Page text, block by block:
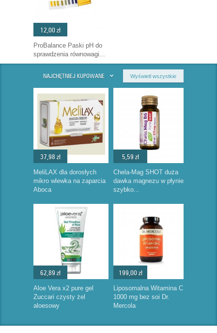
12,00 zł
ProBalance Paski pH do
sprawdzenia równowagi...
NAJCHĘTNIEJ KUPOWANE Wyświetl wszystkie
37,98 zł
MeliLAX dla dorosłych
mikro wlewka na zaparcia
Aboca
5,59 zł
Chela-Mag SHOT duża
dawka magnezu w płynie
szybko...
62,89 zł
Aloe Vera x2 pure gel
Zuccari czysty żel
aloesowy
199,00 zł
Liposomalna Witamina C
1000 mg bez soi Dr.
Mercola